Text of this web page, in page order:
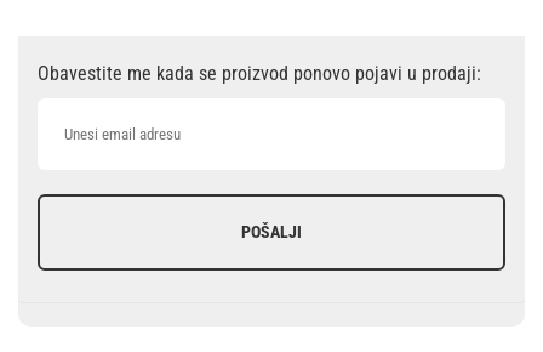
Obavestite me kada se proizvod ponovo pojavi u prodaji:
POŠALJI